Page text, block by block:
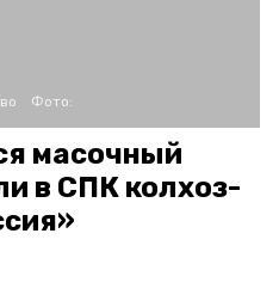
Фото:
масочный
в СПК колхоз-